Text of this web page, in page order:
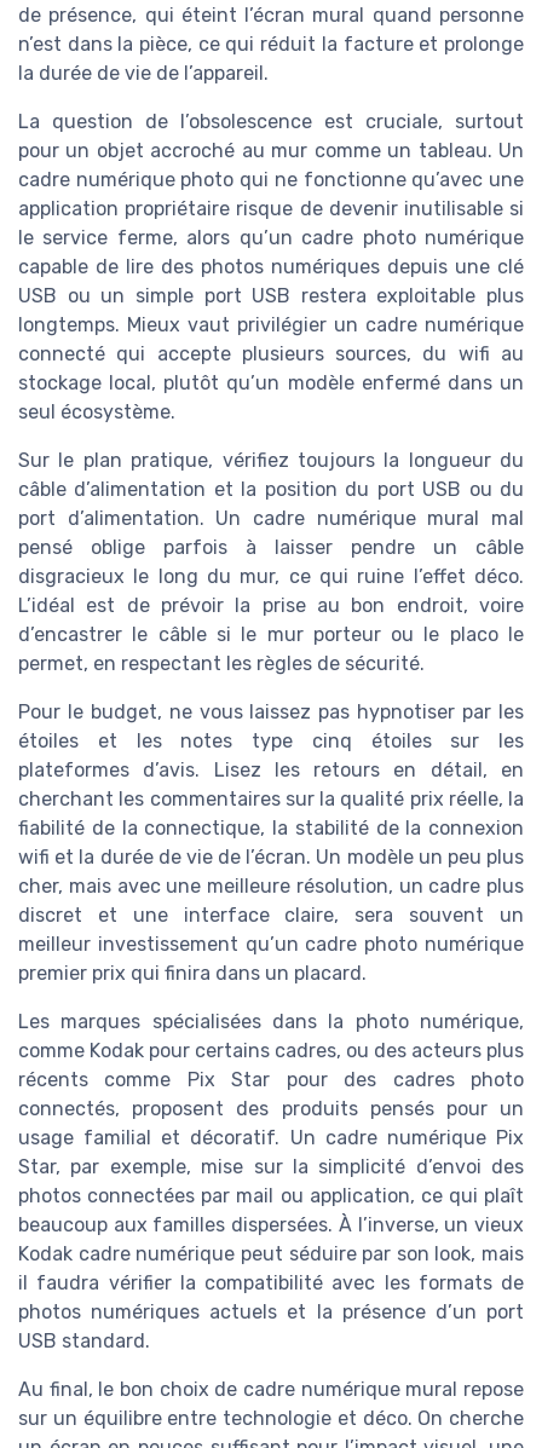
de présence, qui éteint l’écran mural quand personne
n’est dans la pièce, ce qui réduit la facture et prolonge
la durée de vie de l’appareil.
La question de l’obsolescence est cruciale, surtout
pour un objet accroché au mur comme un tableau. Un
cadre numérique photo qui ne fonctionne qu’avec une
application propriétaire risque de devenir inutilisable si
le service ferme, alors qu’un cadre photo numérique
capable de lire des photos numériques depuis une clé
USB ou un simple port USB restera exploitable plus
longtemps. Mieux vaut privilégier un cadre numérique
connecté qui accepte plusieurs sources, du wifi au
stockage local, plutôt qu’un modèle enfermé dans un
seul écosystème.
Sur le plan pratique, vérifiez toujours la longueur du
câble d’alimentation et la position du port USB ou du
port d’alimentation. Un cadre numérique mural mal
pensé oblige parfois à laisser pendre un câble
disgracieux le long du mur, ce qui ruine l’effet déco.
L’idéal est de prévoir la prise au bon endroit, voire
d’encastrer le câble si le mur porteur ou le placo le
permet, en respectant les règles de sécurité.
Pour le budget, ne vous laissez pas hypnotiser par les
étoiles et les notes type cinq étoiles sur les
plateformes d’avis. Lisez les retours en détail, en
cherchant les commentaires sur la qualité prix réelle, la
fiabilité de la connectique, la stabilité de la connexion
wifi et la durée de vie de l’écran. Un modèle un peu plus
cher, mais avec une meilleure résolution, un cadre plus
discret et une interface claire, sera souvent un
meilleur investissement qu’un cadre photo numérique
premier prix qui finira dans un placard.
Les marques spécialisées dans la photo numérique,
comme Kodak pour certains cadres, ou des acteurs plus
récents comme Pix Star pour des cadres photo
connectés, proposent des produits pensés pour un
usage familial et décoratif. Un cadre numérique Pix
Star, par exemple, mise sur la simplicité d’envoi des
photos connectées par mail ou application, ce qui plaît
beaucoup aux familles dispersées. À l’inverse, un vieux
Kodak cadre numérique peut séduire par son look, mais
il faudra vérifier la compatibilité avec les formats de
photos numériques actuels et la présence d’un port
USB standard.
Au final, le bon choix de cadre numérique mural repose
sur un équilibre entre technologie et déco. On cherche